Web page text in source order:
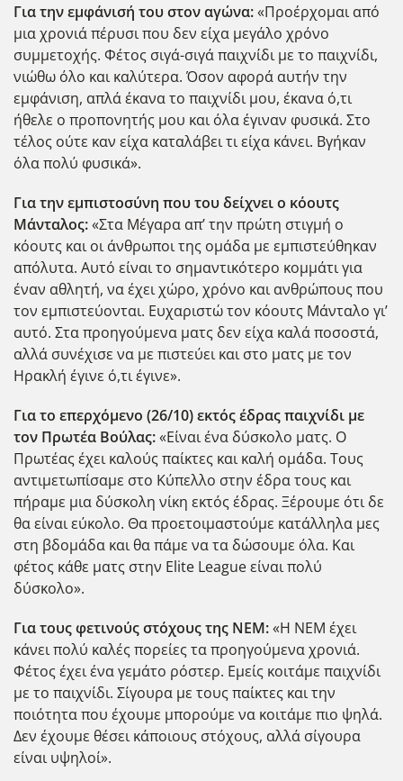
Για την εμφάνισή του στον αγώνα:«Προέρχομαι από
μια χρονιά πέρυσι που δεν είχα μεγάλο χρόνο
συμμετοχής. Φέτος σιγά-σιγά παιχνίδι με το παιχνίδι,
νιώθω όλο και καλύτερα. Όσον αφορά αυτήν την
εμφάνιση, απλά έκανα το παιχνίδι μου, έκανα ό,τι
ήθελε ο προπονητής μου και όλα έγιναν φυσικά. Στο
τέλος ούτε καν είχα καταλάβει τι είχα κάνει. Βγήκαν
όλα πολύ φυσικά».
Για την εμπιστοσύνη που του δείχνει ο κόουτς
Μάνταλος:«Στα Μέγαρα απ’ την πρώτη στιγμή ο
κόουτς και οι άνθρωποι της ομάδα με εμπιστεύθηκαν
απόλυτα. Αυτό είναι το σημαντικότερο κομμάτι για
έναν αθλητή, να έχει χώρο, χρόνο και ανθρώπους που
τον εμπιστεύονται. Ευχαριστώ τον κόουτς Μάνταλο γι’
αυτό. Στα προηγούμενα ματς δεν είχα καλά ποσοστά,
αλλά συνέχισε να με πιστεύει και στο ματς με τον
Ηρακλή έγινε ό,τι έγινε».
Για το επερχόμενο (26/10) εκτός έδρας παιχνίδι με
τον Πρωτέα Βούλας:«Είναι ένα δύσκολο ματς. Ο
Πρωτέας έχει καλούς παίκτες και καλή ομάδα. Τους
αντιμετωπίσαμε στο Κύπελλο στην έδρα τους και
πήραμε μια δύσκολη νίκη εκτός έδρας. Ξέρουμε ότι δε
θα είναι εύκολο. Θα προετοιμαστούμε κατάλληλα μες
στη βδομάδα και θα πάμε να τα δώσουμε όλα. Και
φέτος κάθε ματς στην Elite League είναι πολύ
δύσκολο».
Για τους φετινούς στόχους της ΝΕΜ:«Η ΝΕΜ έχει
κάνει πολύ καλές πορείες τα προηγούμενα χρονιά.
Φέτος έχει ένα γεμάτο ρόστερ. Εμείς κοιτάμε παιχνίδι
με το παιχνίδι. Σίγουρα με τους παίκτες και την
ποιότητα που έχουμε μπορούμε να κοιτάμε πιο ψηλά.
Δεν έχουμε θέσει κάποιους στόχους, αλλά σίγουρα
είναι υψηλοί».